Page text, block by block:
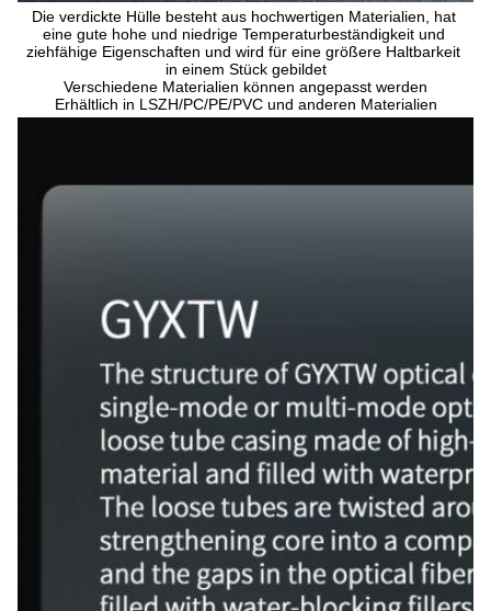
Die verdickte Hülle besteht aus hochwertigen Materialien, hat
eine gute hohe und niedrige Temperaturbeständigkeit und
ziehfähige Eigenschaften und wird für eine größere Haltbarkeit
in einem Stück gebildet
Verschiedene Materialien können angepasst werden
Erhältlich in LSZH/PC/PE/PVC und anderen Materialien